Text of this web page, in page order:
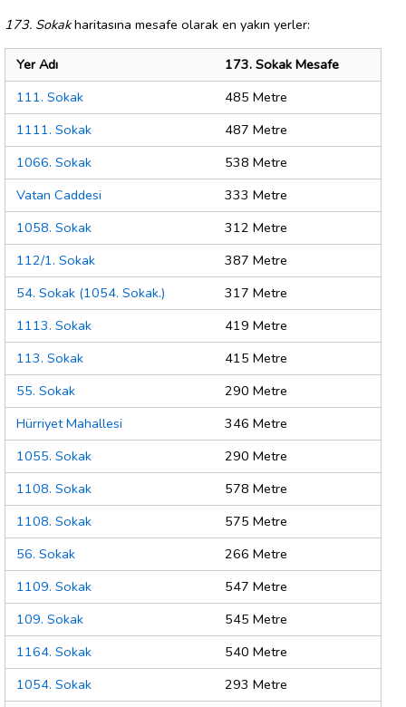
173. Sokakharitasına mesafe olarak en yakın yerler:
Yer Adı
173. Sokak Mesafe
111. Sokak
485 Metre
1111. Sokak
487 Metre
1066. Sokak
538 Metre
Vatan Caddesi
333 Metre
1058. Sokak
312 Metre
112/1. Sokak
387 Metre
54. Sokak (1054. Sokak.)
317 Metre
1113. Sokak
419 Metre
113. Sokak
415 Metre
55. Sokak
290 Metre
Hürriyet Mahallesi
346 Metre
1055. Sokak
290 Metre
1108. Sokak
578 Metre
1108. Sokak
575 Metre
56. Sokak
266 Metre
1109. Sokak
547 Metre
109. Sokak
545 Metre
1164. Sokak
540 Metre
1054. Sokak
293 Metre